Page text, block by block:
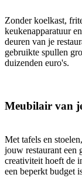
Zonder koelkast,
keukenapparatuur
deuren van je
gebruikte spullen
duizenden euro's.
Meubilair van
Met tafels en
jouw restaurant
creativiteit hoeft de
een beperkt budget